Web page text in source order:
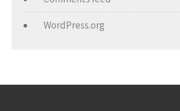
WordPress.org